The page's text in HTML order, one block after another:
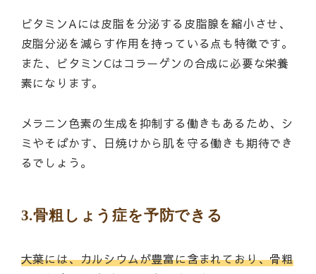
ビタミンAには皮脂を分泌する皮脂腺を縮小させ、
皮脂分泌を減らす作用を持っている点も特徴です。
また、ビタミンCはコラーゲンの合成に必要な栄養
素になります。
メラニン色素の生成を抑制する働きもあるため、シ
ミやそばかす、日焼けから肌を守る働きも期待でき
るでしょう。
3.骨粗しょう症を予防できる
大葉には、カルシウムが豊富に含まれており、骨粗